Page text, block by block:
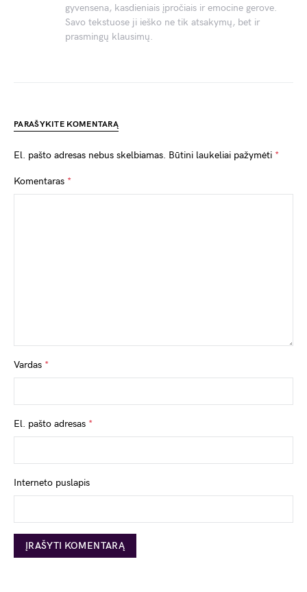
gyvensena, kasdieniais įpročiais ir emocine gerove.
Savo tekstuose ji ieško ne tik atsakymų, bet ir
prasmingų klausimų.
PARAŠYKITE KOMENTARĄ
El. pašto adresas nebus skelbiamas. Būtini laukeliai pažymėti *
Komentaras *
Vardas *
El. pašto adresas *
Interneto puslapis